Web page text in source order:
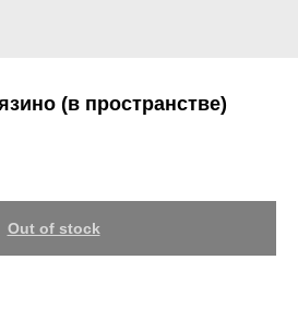
(в пространстве)
Out of stock